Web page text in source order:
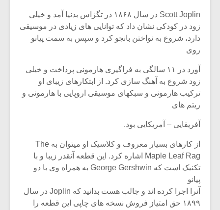
Scott Joplin در سال ۱۸۶۸ در تگزاس بدنیا آمد و خیلی
زود در کودکی نشان داد که توانایی های زیادی در موسیقی
دارد، شروع به نواختن بانجو کرد و سپس به سمت پیانو
روی
آورد در ۱۱ سالگی به فراگیری هارمونی پرداخت و خیلی
زود شروع به آهنگ سازی کرد. از ابتکارهای زیبای او
ترکیب هارمونی و سبکهای موسیقی اروپایی با هارمونی و
ریتم های
آفریقایی – آمریکایی بود.
از کارهای بسیار معروف و کلاسیک او میتوان به The
Maple Leaf Rag اشاره کرد. این قطعه آنقدر زیبا و با
تکنیک است که George Gershwin به همراه وی با دو
پیانو
آنرا اجرا کرده اند و جالب هست بدانید که Joplin در سال
۱۸۹۹ حق امتیاز فروش نسخه های چاپی این قطعه را
مشهورترین باشی،
بدنام ترین باش